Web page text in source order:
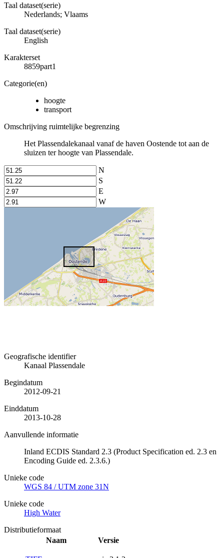
Taal dataset(serie)
Nederlands; Vlaams
Taal dataset(serie)
English
Karakterset
8859part1
Categorie(en)
hoogte
transport
Omschrijving ruimtelijke begrenzing
Het Plassendalekanaal vanaf de haven Oostende tot aan de
sluizen ter hoogte van Plassendale.
N
S
E
W
Geografische identifier
Kanaal Plassendale
Begindatum
2012-09-21
Einddatum
2013-10-28
Aanvullende informatie
Inland ECDIS Standard 2.3 (Product Specification ed. 2.3 en
Encoding Guide ed. 2.3.6.)
Unieke code
WGS 84 / UTM zone 31N
Unieke code
High Water
Distributieformaat
Naam
Versie